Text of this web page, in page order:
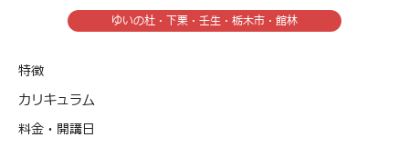
ゆいの杜・下栗・壬生・栃木市・館林
特徴
カリキュラム
料金・開講日